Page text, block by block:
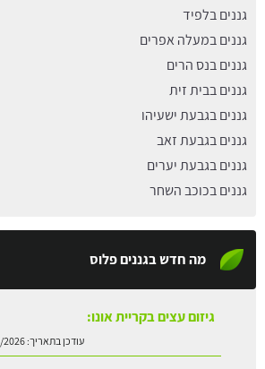
גננים בלפיד
גננים במעלה אפרים
גננים בנס הרים
גננים בבית זית
גננים בגבעת ישעיהו
גננים בגבעת זאב
גננים בגבעת יערים
גננים בכוכב השחר
מה חדש בגננים פלוס
גיזום עצים בבני ברק:
עודכן בתאריך:21/07/